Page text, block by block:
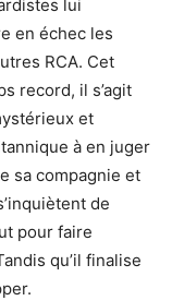
lui
en échec les
RCA. Cet
record, il s’agit
et
à en juger
sa compagnie et
de
pour faire
qu’il finalise